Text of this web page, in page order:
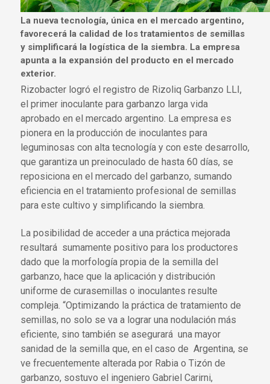
La nueva tecnología, única en el mercado argentino,
favorecerá la calidad de los tratamientos de semillas
y simplificará la logística de la siembra. La empresa
apunta a la expansión del producto en el mercado
exterior.
Rizobacter logró el registro de Rizoliq Garbanzo LLI,
el primer inoculante para garbanzo larga vida
aprobado en el mercado argentino. La empresa es
pionera en la producción de inoculantes para
leguminosas con alta tecnología y con este desarrollo,
que garantiza un preinoculado de hasta 60 días, se
reposiciona en el mercado del garbanzo, sumando
eficiencia en el tratamiento profesional de semillas
para este cultivo y simplificando la siembra.
La posibilidad de acceder a una práctica mejorada
resultará sumamente positivo para los productores
dado que la morfología propia de la semilla del
garbanzo, hace que la aplicación y distribución
uniforme de curasemillas o inoculantes resulte
compleja. “Optimizando la práctica de tratamiento de
semillas, no solo se va a lograr una nodulación más
eficiente, sino también se asegurará una mayor
sanidad de la semilla que, en el caso de Argentina, se
ve frecuentemente alterada por Rabia o Tizón de
garbanzo, sostuvo el ingeniero Gabriel Carirni,